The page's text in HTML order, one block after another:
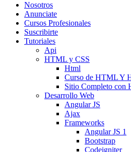
Nosotros
Anunciate
Cursos Profesionales
Suscribirte
Tutoriales
Api
HTML y CSS
Html
Curso de HTML Y
Sitio Completo con
Desarrollo Web
Angular JS
Ajax
Frameworks
Angular JS 1
Bootstrap
Codeigniter